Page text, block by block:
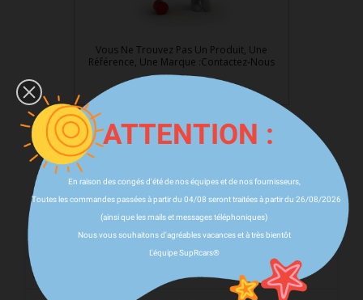
Vous Ne Trouvez Pas Un Produit, Une
Référence, Une Marque :Contactez-Nous
Affichage 1-3 de 3 produit(s)
Retour en haut
Kits Carrosseries Land / Range Rover Range Rover
Jantes & Pack Land / Range Rover Range Rover
En raison des congés d'été de nos équipes et de nos fournisseurs,
Toutes les commandes passées à partir du 04/08 seront traitées à partir du 26/08/2026
(ainsi que les mails et messages téléphoniques)
Nous vous souhaitons d'agréables vacances et à très bientôt
L'équipe SupRcars®
ATTENTION :